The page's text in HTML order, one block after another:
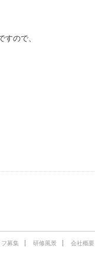
ので、
募集 研修風景 会社概要